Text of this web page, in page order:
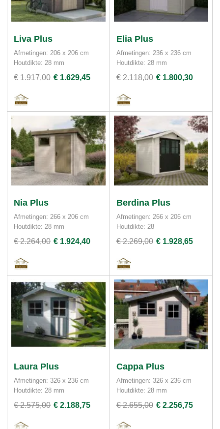
Liva Plus
Afmetingen: 206 x 206 cm
Houtdikte: 28 mm
€ 1.917,00 € 1.629,45
Elia Plus
Afmetingen: 236 x 236 cm
Houtdikte: 28 mm
€ 2.118,00 € 1.800,30
Nia Plus
Afmetingen: 266 x 206 cm
Houtdikte: 28 mm
€ 2.264,00 € 1.924,40
Berdina Plus
Afmetingen: 266 x 206 cm
Houtdikte: 28
€ 2.269,00 € 1.928,65
Laura Plus
Afmetingen: 326 x 236 cm
Houtdikte: 28 mm
€ 2.575,00 € 2.188,75
Cappa Plus
Afmetingen: 326 x 236 cm
Houtdikte: 28 mm
€ 2.655,00 € 2.256,75